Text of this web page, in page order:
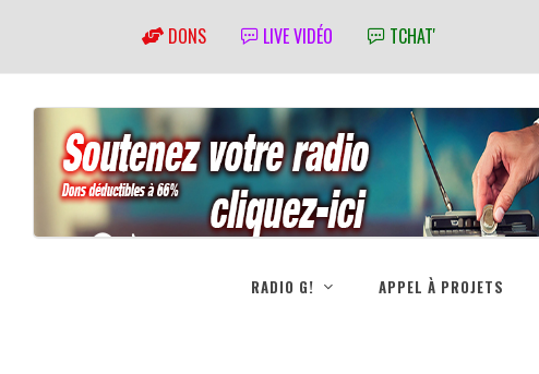
DONS LIVE VIDÉO TCHAT'
RADIO G! APPEL À PROJETS